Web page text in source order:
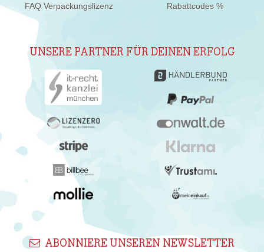
FAQ Verpackungslizenz
Rabattcodes %
UNSERE PARTNER FÜR DEINEN ERFOLG
ABONNIERE UNSEREN NEWSLETTER